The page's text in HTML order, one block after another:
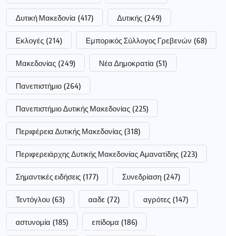
Δυτική Μακεδονία (417) Δυτικής (249)
Εκλογές (214) Εμπορικός Σύλλογος Γρεβενών (68)
Μακεδονίας (249) Νέα Δημοκρατία (51)
Πανεπιστήμιο (264)
Πανεπιστήμιο Δυτικής Μακεδονίας (225)
Περιφέρεια Δυτικής Μακεδονίας (318)
Περιφερειάρχης Δυτικής Μακεδονίας Αμανατίδης (223)
Σημαντικές ειδήσεις (177) Συνεδρίαση (247)
Τεντόγλου (63) ααδε (72) αγρότες (147)
αστυνομία (185) επίδομα (186)